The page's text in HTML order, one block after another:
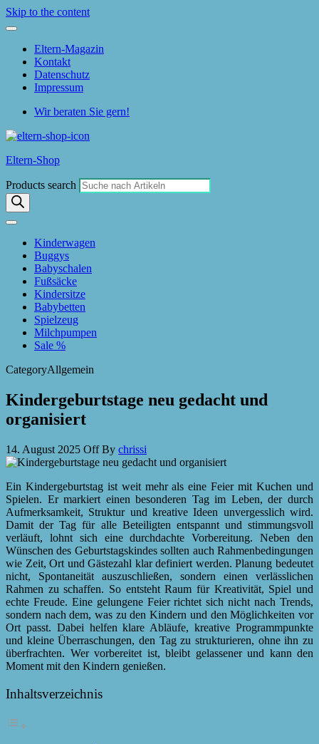
Skip to the content
Eltern-Magazin
Kontakt
Datenschutz
Impressum
Wir beraten Sie gern!
Eltern-Shop
Products search
Kinderwagen
Buggys
Babyschalen
Fußsäcke
Kindersitze
Babybetten
Spielzeug
Milchpumpen
Sale %
CategoryAllgemein
Kindergeburtstage neu gedacht und
organisiert
14. August 2025 OffBy chrissi
Ein Kindergeburtstag ist weit mehr als eine Feier mit Kuchen und
Spielen. Er markiert einen besonderen Tag im Leben, der durch
Aufmerksamkeit, Struktur und kreative Ideen unvergesslich wird.
Damit der Tag für alle Beteiligten entspannt und stimmungsvoll
verläuft, lohnt sich eine durchdachte Vorbereitung. Neben den
Wünschen des Geburtstagskindes sollten auch Rahmenbedingungen
wie Zeit, Ort und Gästezahl klar definiert werden. Planung bedeutet
nicht, Spontaneität auszuschließen, sondern einen verlässlichen
Rahmen zu schaffen. So entsteht Raum für Kreativität, Spiel und
echte Freude. Eine gelungene Feier richtet sich nicht nach Trends,
sondern nach dem, was zu den Kindern und den Möglichkeiten vor
Ort passt. Dabei helfen klare Abläufe, kreative Programmpunkte
und kleine Überraschungen, den Tag zu strukturieren, ohne ihn zu
überfrachten. Wer vorbereitet ist, bleibt gelassener und kann den
Moment mit den Kindern genießen.
Inhaltsverzeichnis